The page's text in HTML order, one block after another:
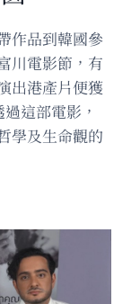
作品到韓國參
川電影節，有
出港產片便獲
這部電影，
學及生命觀的